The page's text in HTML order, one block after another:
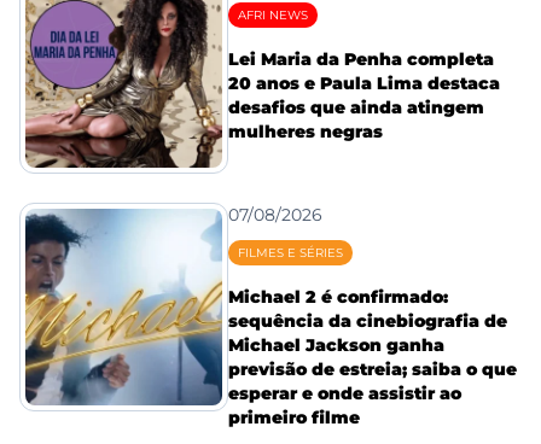
AFRI NEWS
Lei Maria da Penha completa
20 anos e Paula Lima destaca
desafios que ainda atingem
mulheres negras
07/08/2026
FILMES E SÉRIES
Michael 2 é confirmado:
sequência da cinebiografia de
Michael Jackson ganha
previsão de estreia; saiba o que
esperar e onde assistir ao
primeiro filme